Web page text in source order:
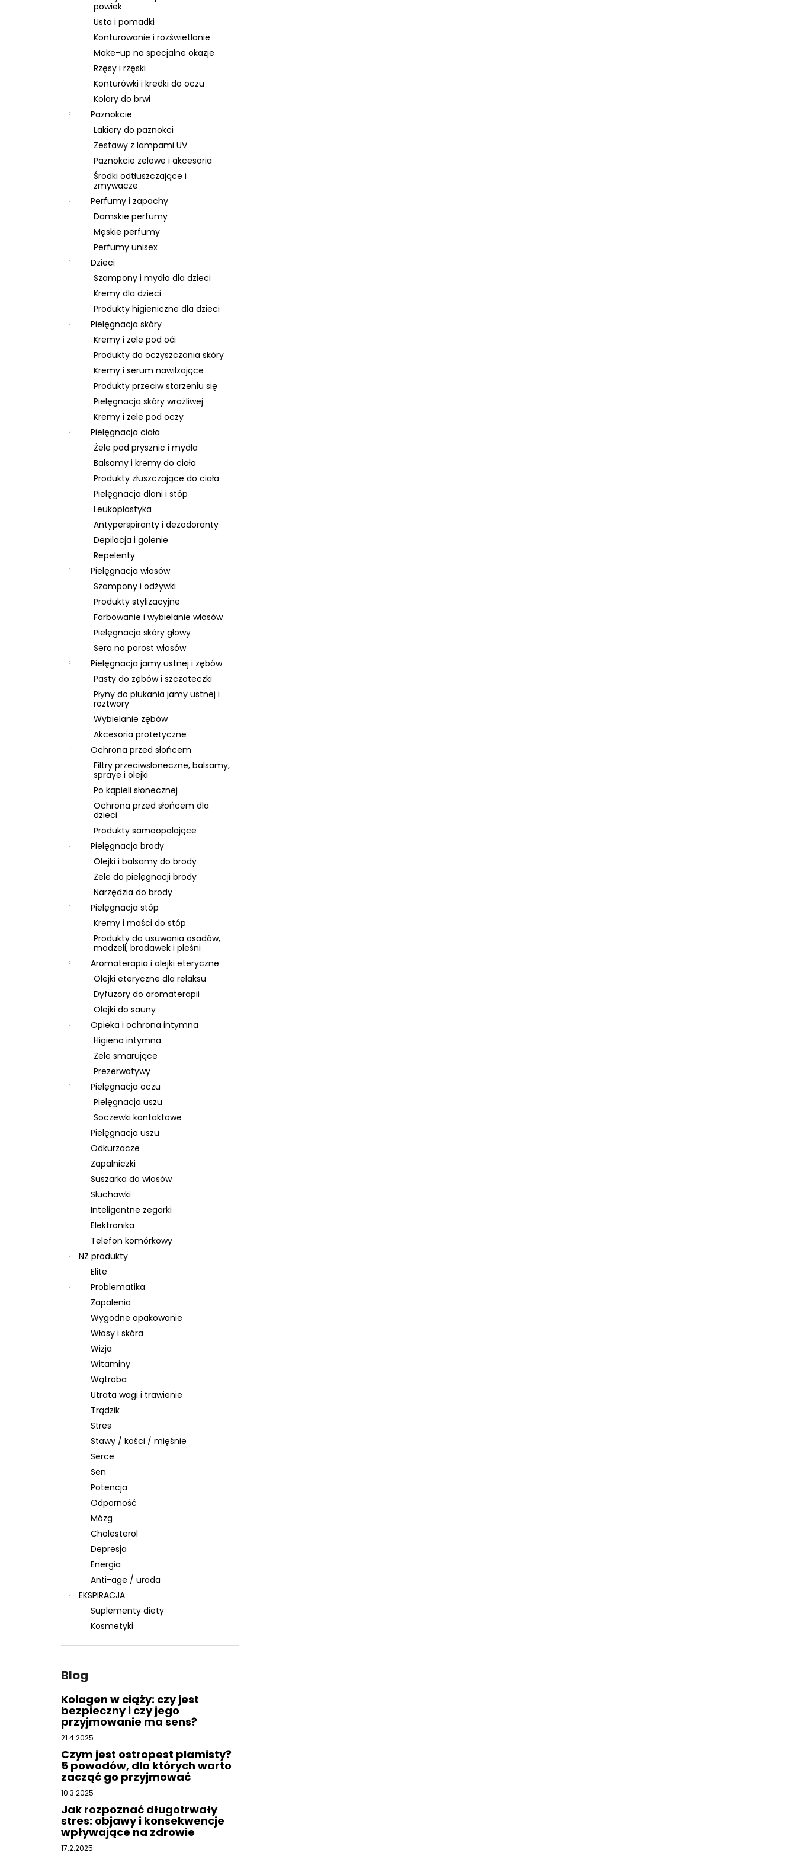
powiek
Usta i pomadki
Konturowanie i rozświetlanie
Make-up na specjalne okazje
Rzęsy i rzęski
Konturówki i kredki do oczu
Kolory do brwi
Paznokcie
Lakiery do paznokci
Zestawy z lampami UV
Paznokcie żelowe i akcesoria
Środki odtłuszczające i
zmywacze
Perfumy i zapachy
Damskie perfumy
Męskie perfumy
Perfumy unisex
Dzieci
Szampony i mydła dla dzieci
Kremy dla dzieci
Produkty higieniczne dla dzieci
Pielęgnacja skóry
Kremy i żele pod oči
Produkty do oczyszczania skóry
Kremy i serum nawilżające
Produkty przeciw starzeniu się
Pielęgnacja skóry wrażliwej
Kremy i żele pod oczy
Pielęgnacja ciała
Żele pod prysznic i mydła
Balsamy i kremy do ciała
Produkty złuszczające do ciała
Pielęgnacja dłoni i stóp
Leukoplastyka
Antyperspiranty i dezodoranty
Depilacja i golenie
Repelenty
Pielęgnacja włosów
Szampony i odżywki
Produkty stylizacyjne
Farbowanie i wybielanie włosów
Pielęgnacja skóry głowy
Sera na porost włosów
Pielęgnacja jamy ustnej i zębów
Pasty do zębów i szczoteczki
Płyny do płukania jamy ustnej i
roztwory
Wybielanie zębów
Akcesoria protetyczne
Ochrona przed słońcem
Filtry przeciwsłoneczne, balsamy,
spraye i olejki
Po kąpieli słonecznej
Ochrona przed słońcem dla
dzieci
Produkty samoopalające
Pielęgnacja brody
Olejki i balsamy do brody
Żele do pielęgnacji brody
Narzędzia do brody
Pielęgnacja stóp
Kremy i maści do stóp
Produkty do usuwania osadów,
modzeli, brodawek i pleśni
Aromaterapia i olejki eteryczne
Olejki eteryczne dla relaksu
Dyfuzory do aromaterapii
Olejki do sauny
Opieka i ochrona intymna
Higiena intymna
Żele smarujące
Prezerwatywy
Pielęgnacja oczu
Pielęgnacja uszu
Soczewki kontaktowe
Pielęgnacja uszu
Odkurzacze
Zapalniczki
Suszarka do włosów
Słuchawki
Inteligentne zegarki
Elektronika
Telefon komórkowy
NZ produkty
Elite
Problematika
Zapalenia
Wygodne opakowanie
Włosy i skóra
Wizja
Witaminy
Wątroba
Utrata wagi i trawienie
Trądzik
Stres
Stawy / kości / mięśnie
Serce
Sen
Potencja
Odporność
Mózg
Cholesterol
Depresja
Energia
Anti-age / uroda
EKSPIRACJA
Suplementy diety
Kosmetyki
Blog
Kolagen w ciąży: czy jest
bezpieczny i czy jego
przyjmowanie ma sens?
21.4.2025
Czym jest ostropest plamisty?
5 powodów, dla których warto
zacząć go przyjmować
10.3.2025
Jak rozpoznać długotrwały
stres: objawy i konsekwencje
wpływające na zdrowie
17.2.2025
SKIN79 SUPER PLUS BEBLESH BALM GOLD
SPF 30, 40 ML, EXP 08/26
Pierwotnie:66 zł